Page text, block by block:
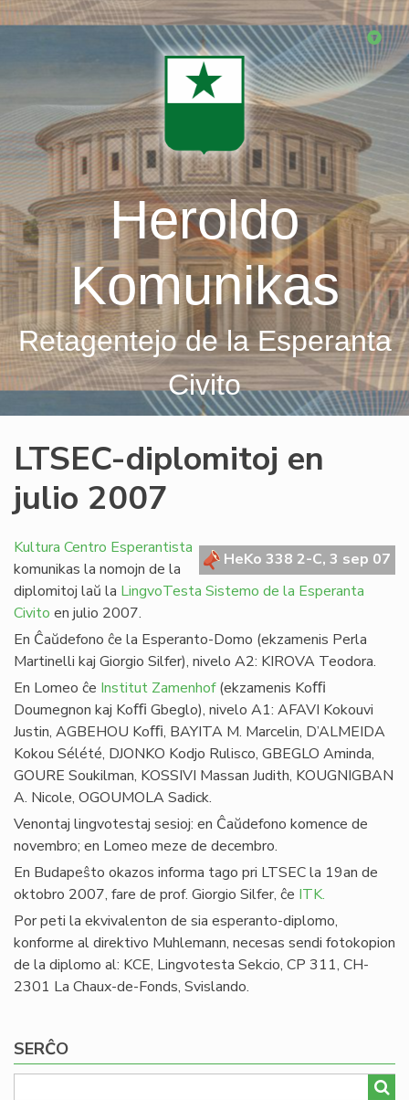
Skip
Heroldo
Komunikas
Retagentejo de la Esperanta
Civito
LTSEC-diplomitoj en
julio 2007
HeKo 338 2-C, 3 sep 07
Kultura Centro Esperantista
komunikas la nomojn de la
diplomitoj laŭ la LingvoTesta Sistemo de la Esperanta
Civito en julio 2007.
En Ĉaŭdefono ĉe la Esperanto-Domo (ekzamenis Perla
Martinelli kaj Giorgio Silfer), nivelo A2: KIROVA Teodora.
En Lomeo ĉe Institut Zamenhof(ekzamenis Koﬃ
Doumegnon kaj Koﬃ Gbeglo), nivelo A1: AFAVI Kokouvi
Justin, AGBEHOU Koﬃ, BAYITA M. Marcelin, D’ALMEIDA
Kokou Sélété, DJONKO Kodjo Rulisco, GBEGLO Aminda,
GOURE Soukilman, KOSSIVI Massan Judith, KOUGNIGBAN
A. Nicole, OGOUMOLA Sadick.
Venontaj lingvotestaj sesioj: en Ĉaŭdefono komence de
novembro; en Lomeo meze de decembro.
En Budapeŝto okazos informa tago pri LTSEC la 19an de
oktobro 2007, fare de prof. Giorgio Silfer, ĉe ITK.
Por peti la ekvivalenton de sia esperanto-diplomo,
konforme al direktivo Muhlemann, necesas sendi fotokopion
de la diplomo al: KCE, Lingvotesta Sekcio, CP 311, CH-
2301 La Chaux-de-Fonds, Svislando.
SERĈO